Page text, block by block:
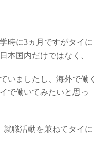
時に3ヵ月ですがタイに
本国内だけではなく、
いましたし、海外で働く
で働いてみたいと思っ
職活動を兼ねてタイに